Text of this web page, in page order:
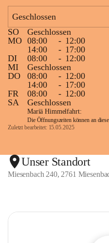
Geschlossen
SO
Geschlossen
MO 08:00 - 12:00
14:00
- 17:00
DI
08:00 - 12:00
MI
Geschlossen
DO
08:00 - 12:00
14:00
- 17:00
FR
08:00 - 12:00
SA
Geschlossen
Mariä Himmelfahrt:
Die Öffnungszeiten können an
Zuletzt bearbeitet: 15.05.2025
Unser Standort
Miesenbach 240, 2761